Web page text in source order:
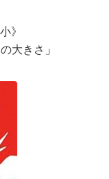
》
大きさ」